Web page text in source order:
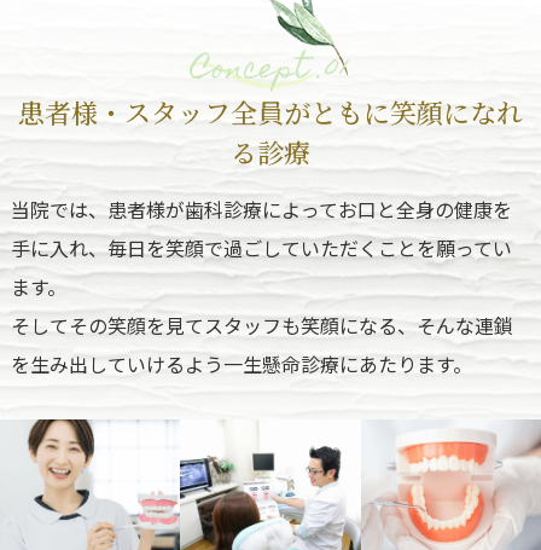
Concept .01
患者様・スタッフ全員がともに笑顔になれ
る診療
当院では、患者様が歯科診療によってお口と全身の健康を
手に入れ、毎日を笑顔で過ごしていただくことを願ってい
ます。
そしてその笑顔を見てスタッフも笑顔になる、そんな連鎖
を生み出していけるよう一生懸命診療にあたります。